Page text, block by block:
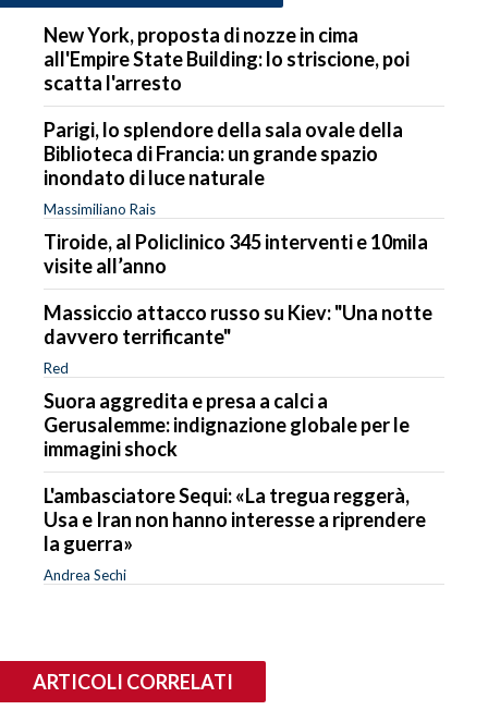
New York, proposta di nozze in cima
all'Empire State Building: lo striscione, poi
scatta l'arresto
Parigi, lo splendore della sala ovale della
Biblioteca di Francia: un grande spazio
inondato di luce naturale
Massimiliano Rais
Tiroide, al Policlinico 345 interventi e 10mila
visite all’anno
Massiccio attacco russo su Kiev: "Una notte
davvero terrificante"
Red
Suora aggredita e presa a calci a
Gerusalemme: indignazione globale per le
immagini shock
L'ambasciatore Sequi: «La tregua reggerà,
Usa e Iran non hanno interesse a riprendere
la guerra»
Andrea Sechi
ARTICOLI CORRELATI